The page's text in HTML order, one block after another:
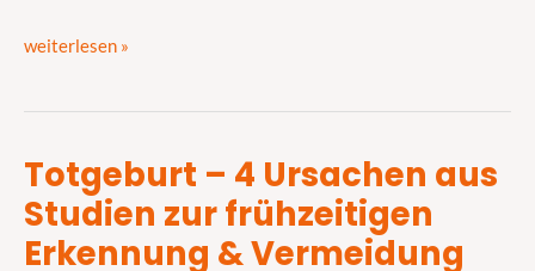
weiterlesen »
Totgeburt – 4 Ursachen aus
Studien zur frühzeitigen
Erkennung & Vermeidung
Totgeburt
–